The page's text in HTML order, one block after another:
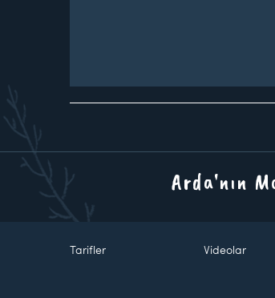
Arda'nın
Tarifler Videolar